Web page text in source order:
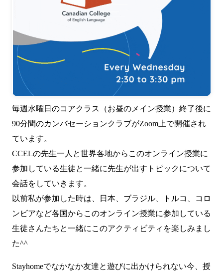
毎週水曜日のコアクラス（お昼のメイン授業）終了後に
90分間のカンバセーションクラブがZoom上で開催され
ています。
CCELの先生一人と世界各地からこのオンライン授業に
参加している生徒と一緒に先生が出すトピックについて
会話をしていきます。
以前私が参加した時は、日本、ブラジル、トルコ、コロ
ンビアなど各国からこのオンライン授業に参加している
生徒さんたちと一緒にこのアクティビティを楽しみまし
た^^
Stayhomeでなかなか友達と遊びに出かけられない今、授